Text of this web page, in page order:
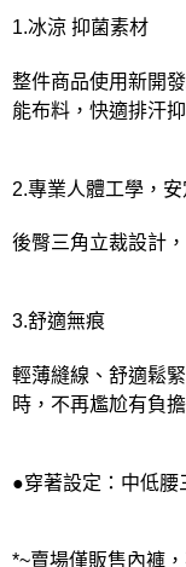
1.冰涼 抑菌素材
整件商品使用新開
能布料，快適排汗
2.專業人體工學，
後臀三角立裁設計
3.舒適無痕
輕薄縫線、舒適鬆
時，不再尷尬有負擔
●穿著設定：中低腰
*~賣場僅販售內褲